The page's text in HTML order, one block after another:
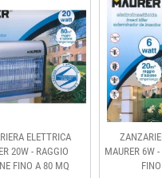
ELETTRICA
20W - RAGGIO
FINO A 80 MQ
MAURER 6W